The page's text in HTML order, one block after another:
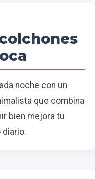
noche con un
que combina
bien mejora tu
diario.